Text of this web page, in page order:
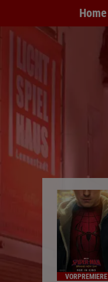
Home
VORPREMIERE